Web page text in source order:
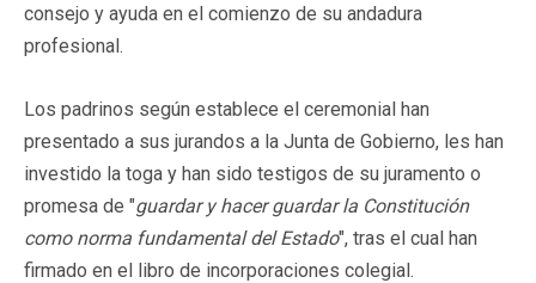
consejo y ayuda en el comienzo de su andadura
profesional.
Los padrinos según establece el ceremonial han
presentado a sus jurandos a la Junta de Gobierno, les han
investido la toga y han sido testigos de su juramento o
promesa de "guardar y hacer guardar la Constitución
como norma fundamental del Estado", tras el cual han
firmado en el libro de incorporaciones colegial.